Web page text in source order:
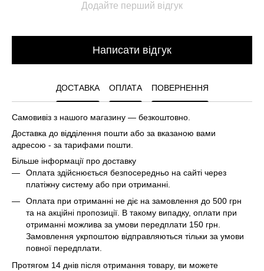
Додайте перший відгук
Написати відгук
ДОСТАВКА ОПЛАТА ПОВЕРНЕННЯ
Самовивіз з нашого магазину — безкоштовно.
Доставка до відділення пошти або за вказаною вами
адресою - за тарифами пошти.
Більше інформації про доставку
Оплата здійснюється безпосередньо на сайті через
платіжну систему або при отриманні.
Оплата при отриманні не діє на замовлення до 500 грн
та на акційні пропозиції. В такому випадку, оплати при
отриманні можлива за умови передплати 150 грн.
Замовлення укрпоштою відправляються тільки за умови
повної передплати.
Протягом 14 днів після отримання товару, ви можете